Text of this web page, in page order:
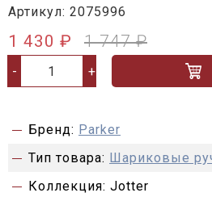
Артикул: 2075996
1 430 ₽ 1 747 ₽
- +
Бренд: Parker
Тип товара: Шариковые
Коллекция: Jotter